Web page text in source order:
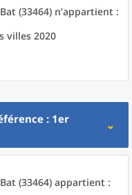
(33464) n’appartient :
villes 2020
: 1er
(33464) appartient :